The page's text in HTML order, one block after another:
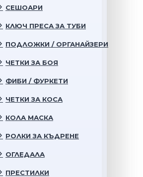
СЕШОАРИ
КЛЮЧ ПРЕСА ЗА ТУБИ
ПОДЛОЖКИ / ОРГАНАЙЗЕРИ
ЧЕТКИ ЗА БОЯ
ФИБИ / ФУРКЕТИ
ЧЕТКИ ЗА КОСА
КОЛА МАСКА
РОЛКИ ЗА КЪДРЕНЕ
ОГЛЕДАЛА
ПРЕСТИЛКИ